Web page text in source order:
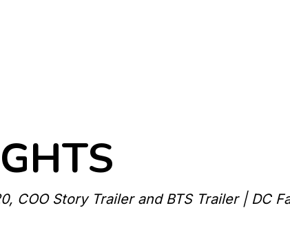
COO Story Trailer and BTS Trailer | DC